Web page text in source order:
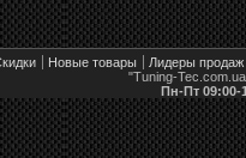
Новые товары
Лидеры продаж
"Tuning-
Пн-Пт 09:00-